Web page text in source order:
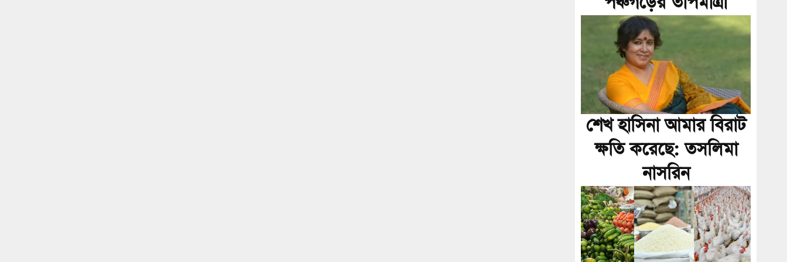
শেখ হাসিনা আমার বিরাট
ক্ষতি করেছে: তসলিমা
নাসরিন